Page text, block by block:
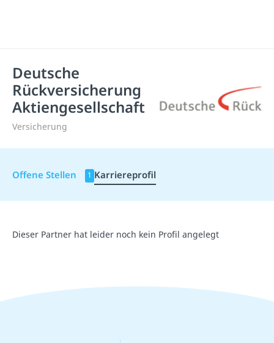
Deutsche
Rückversicherung
Aktiengesellschaft
Versicherung
Offene Stellen 1 Karriereprofil
Dieser Partner hat leider noch kein Profil angelegt